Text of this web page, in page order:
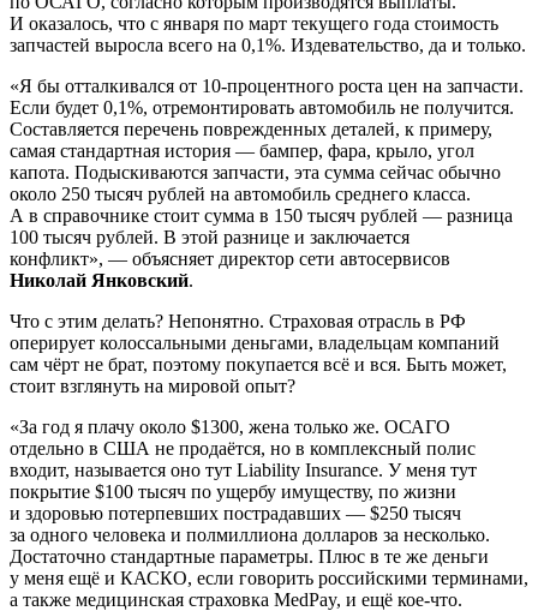
И оказалось, что с января по март текущего года стоимость
запчастей выросла всего на 0,1%. Издевательство, да и только.
«Я бы отталкивался от 10-процентного роста цен на запчасти.
Если будет 0,1%, отремонтировать автомобиль не получится.
Составляется перечень поврежденных деталей, к примеру,
самая стандартная история — бампер, фара, крыло, угол
капота. Подыскиваются запчасти, эта сумма сейчас обычно
около 250 тысяч рублей на автомобиль среднего класса.
А в справочнике стоит сумма в 150 тысяч рублей — разница
100 тысяч рублей. В этой разнице и заключается
конфликт», — объясняет директор сети автосервисов
Николай Янковский.
Что с этим делать? Непонятно. Страховая отрасль в РФ
оперирует колоссальными деньгами, владельцам компаний
сам чёрт не брат, поэтому покупается всё и вся. Быть может,
стоит взглянуть на мировой опыт?
«За год я плачу около $1300, жена только же. ОСАГО
отдельно в США не продаётся, но в комплексный полис
входит, называется оно тут Liability Insurance. У меня тут
покрытие $100 тысяч по ущербу имуществу, по жизни
и здоровью потерпевших пострадавших — $250 тысяч
за одного человека и полмиллиона долларов за несколько.
Достаточно стандартные параметры. Плюс в те же деньги
у меня ещё и КАСКО, если говорить российскими терминами,
а также медицинская страховка MedPay, и ещё кое-что.